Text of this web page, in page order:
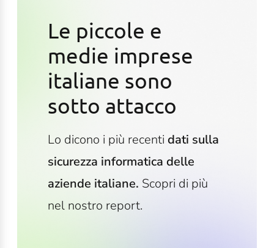
Le piccole e
medie imprese
italiane sono
sotto attacco
Lo dicono i più recenti dati sulla
sicurezza informatica delle
aziende italiane. Scopri di più
nel nostro report.